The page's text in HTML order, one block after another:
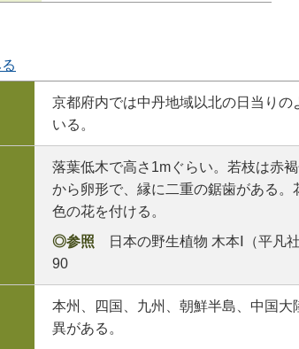
京都府内では中丹地域以北の日当り
いる。
落葉低木で高さ1mぐらい。若枝は赤
から卵形で、縁に二重の鋸歯がある
色の花を付ける。
◎参照 日本の野生植物 木本Ⅰ（平凡
90
本州、四国、九州、朝鮮半島、中国
異がある。